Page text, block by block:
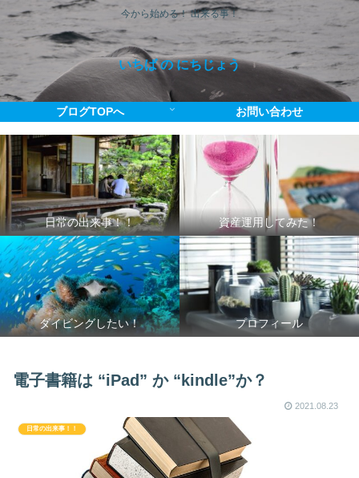
今から始める！ 出来る事！
いちば の にちじょう
ブログTOPへ お問い合わせ
日常の出来事！！ 資産運用してみた！
ダイビングしたい！ プロフィール
電子書籍は “iPad” か “kindle”か？
2021.08.23
日常の出来事！！